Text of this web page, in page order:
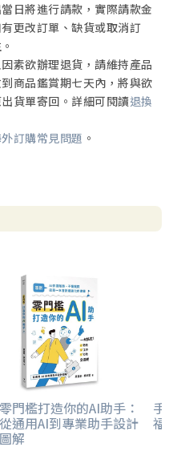
日將進行請款，實際請款金
更改訂單、缺貨或取消訂
素欲辦理退貨，請維持產品
商品鑑賞期七天內，將與欲
貨單寄回。詳細可閱讀退換
訂購常見問題 。
零門檻打造你的AI助手：
從通用AI到專業助手設計
圖解
手
福